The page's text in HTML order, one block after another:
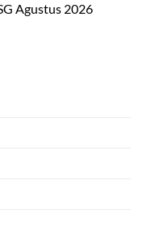
Agustus 2026